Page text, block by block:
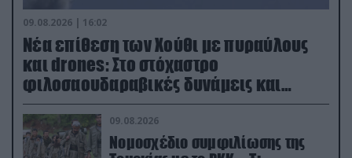
09.08.2026 | 16:02
Νέα επίθεση των Χούθι με πυραύλους
και drones: Στο στόχαστρο
φιλοσαουδαραβικές δυνάμεις και
εγκαταστάσεις
09.08.2026
Νομοσχέδιο συμφιλίωσης της